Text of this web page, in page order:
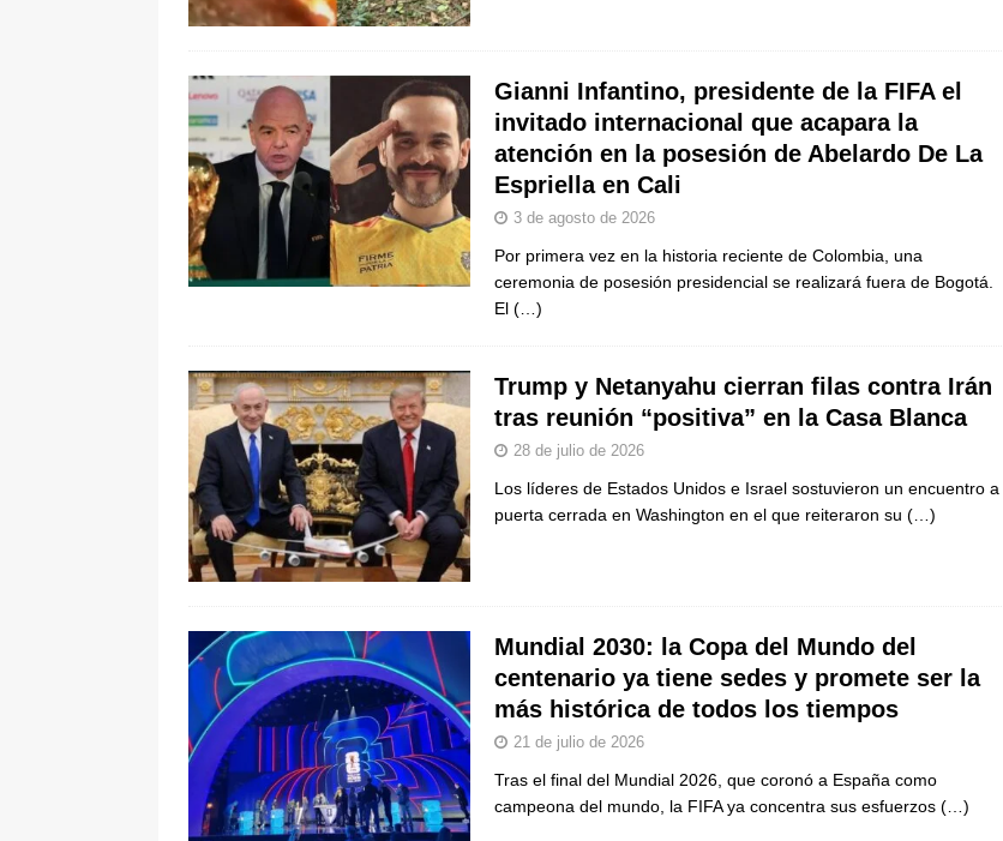
[ 8 de agosto de 2026 ] Epa Colombia fue trasladada de la Escuela de Carabineros a La Picaleña: los
Gianni Infantino, presidente de la FIFA el
invitado internacional que acapara la
atención en la posesión de Abelardo De La
Espriella en Cali
3 de agosto de 2026
Por primera vez en la historia reciente de Colombia, una
ceremonia de posesión presidencial se realizará fuera de Bogotá.
El (…)
Trump y Netanyahu cierran filas contra Irán
tras reunión “positiva” en la Casa Blanca
28 de julio de 2026
Los líderes de Estados Unidos e Israel sostuvieron un encuentro a
puerta cerrada en Washington en el que reiteraron su (…)
Mundial 2030: la Copa del Mundo del
centenario ya tiene sedes y promete ser la
más histórica de todos los tiempos
21 de julio de 2026
Tras el final del Mundial 2026, que coronó a España como
campeona del mundo, la FIFA ya concentra sus esfuerzos (…)